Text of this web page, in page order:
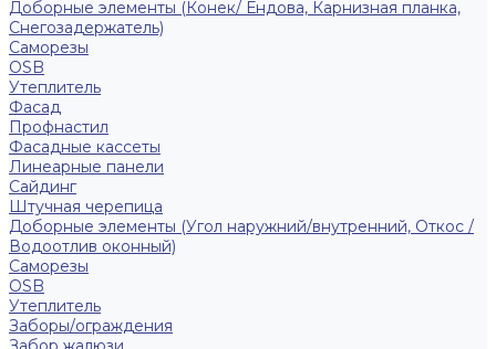
Доборные элементы (Конек/ Ендова, Карнизная планка,
Снегозадержатель)
Саморезы
ОSB
Утеплитель
Фасад
Профнастил
Фасадные кассеты
Линеарные панели
Сайдинг
Штучная черепица
Доборные элементы (Угол наружний/внутренний, Откос /
Водоотлив оконный)
Саморезы
OSB
Утеплитель
Заборы/ограждения